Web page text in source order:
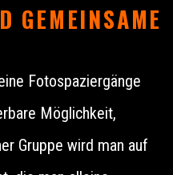
GEMEINSAME
Fotospaziergänge
Möglichkeit,
Gruppe wird man auf